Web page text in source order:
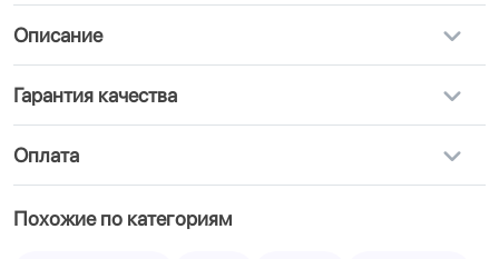
Описание
Гарантия качества
Оплата
Похожие по категориям